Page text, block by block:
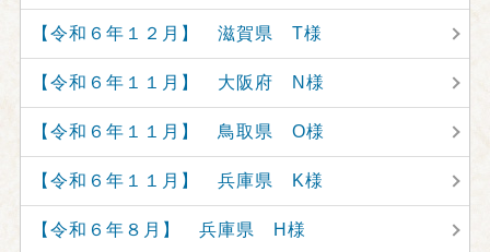
【令和６年１２月】 滋賀県 T様
【令和６年１１月】 大阪府 N様
【令和６年１１月】 鳥取県 O様
【令和６年１１月】 兵庫県 K様
【令和６年８月】 兵庫県 H様